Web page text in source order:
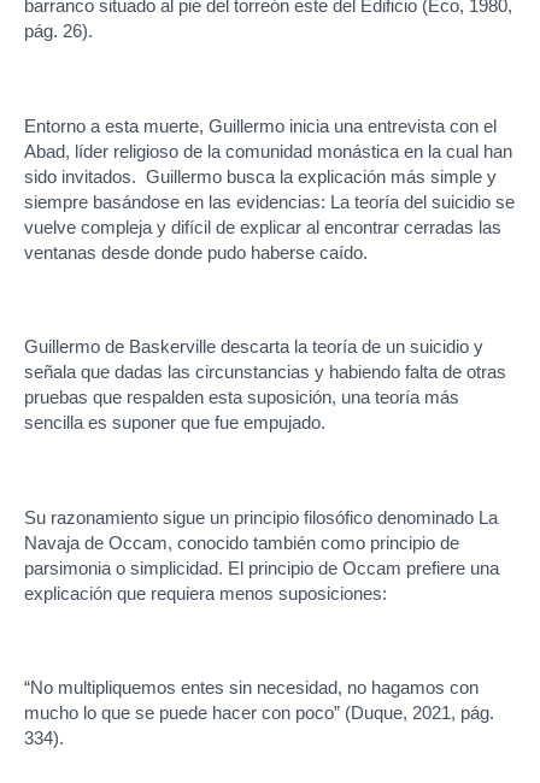
barranco situado al pie del torreón este del Edificio (Eco, 1980,
pág. 26).
Entorno a esta muerte, Guillermo inicia una entrevista con el
Abad, líder religioso de la comunidad monástica en la cual han
sido invitados. Guillermo busca la explicación más simple y
siempre basándose en las evidencias: La teoría del suicidio se
vuelve compleja y difícil de explicar al encontrar cerradas las
ventanas desde donde pudo haberse caído.
Guillermo de Baskerville descarta la teoría de un suicidio y
señala que dadas las circunstancias y habiendo falta de otras
pruebas que respalden esta suposición, una teoría más
sencilla es suponer que fue empujado.
Su razonamiento sigue un principio filosófico denominado La
Navaja de Occam, conocido también como principio de
parsimonia o simplicidad. El principio de Occam prefiere una
explicación que requiera menos suposiciones:
“No multipliquemos entes sin necesidad, no hagamos con
mucho lo que se puede hacer con poco” (Duque, 2021, pág.
334).